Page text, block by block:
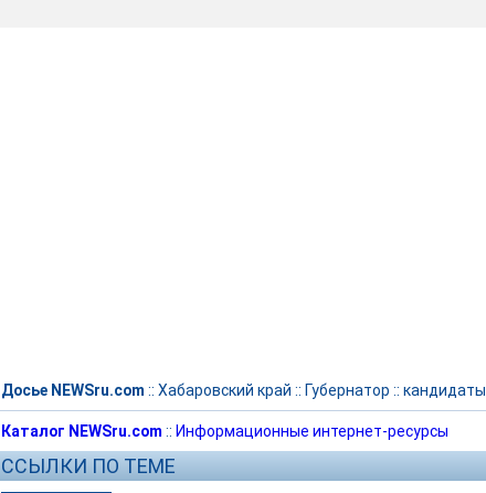
Досье NEWSru.com :: Хабаровский край :: Губернатор :: кандидаты
Каталог NEWSru.com :: Информационные интернет-ресурсы
ССЫЛКИ ПО ТЕМЕ